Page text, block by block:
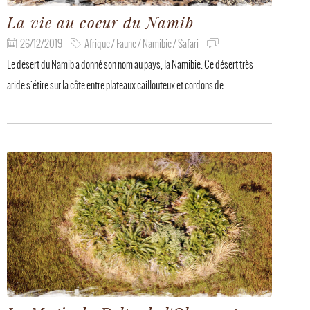
La vie au coeur du Namib
26/12/2019
Afrique / Faune / Namibie / Safari
Le désert du Namib a donné son nom au pays, la Namibie. Ce désert très
aride s'étire sur la côte entre plateaux caillouteux et cordons de...